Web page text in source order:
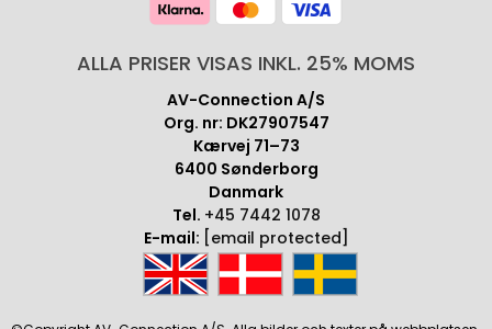
ALLA PRISER VISAS INKL. 25% MOMS
AV-Connection A/S
Org. nr: DK27907547
Kærvej 71–73
6400 Sønderborg
Danmark
Tel. +45 7442 1078
E-mail: [email protected]